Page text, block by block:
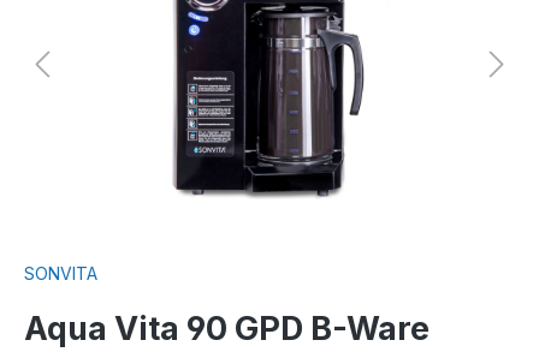
SONVITA
Aqua Vita 90 GPD B-Ware